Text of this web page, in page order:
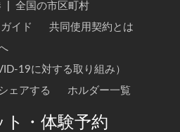
全国の市区町村
イド
共同使用契約とは
19に対する取り組み）
ェアする
ホルダー一覧
ト・体験予約